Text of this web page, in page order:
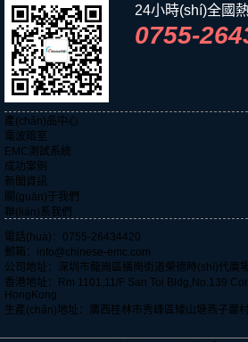
暢
24小時(shí)全國
0755-
產(chǎn)品中心
電波暗室
EMC測試系統
成功案例
新聞資訊
關(guān)于我們
聯(lián)系我們
電話(huà)：0755-26434420
郵箱：info@chinese-emc.com
公司地址：深圳市龍崗區橫崗街道榮德時(shí)代廣
香港地址：Rm 1101,11/F San Toi Bldg,No.139
HongKong
生產(chǎn)地址：廣西桂林市秀峰區矮山塘燕子巖